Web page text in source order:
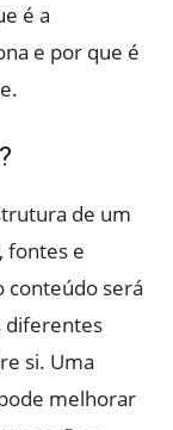
é a
e por que é
de um
fontes e
conteúdo será
diferentes
si. Uma
melhorar